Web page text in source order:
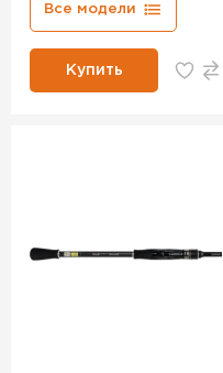
Все модели
Купить